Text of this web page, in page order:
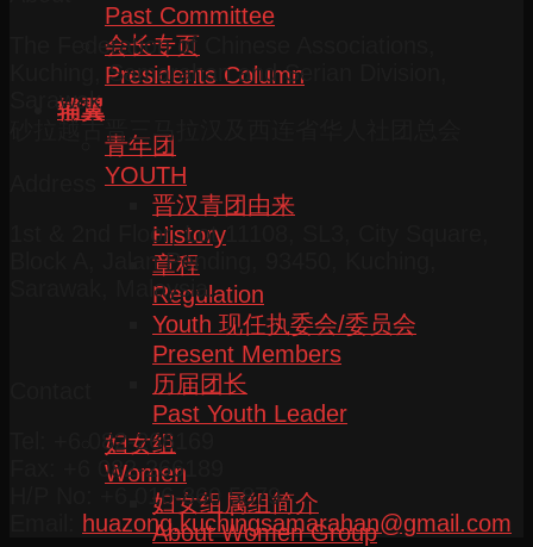
Past Committee
会长专页
Presidents Column
辅翼
青年团
YOUTH
晋汉青团由来
History
章程
Regulation
Youth 现任执委会/委员会
Present Members
历届团长
Past Youth Leader
妇女组
Women
妇女组属组简介
About Women Group
The Federation of Chinese Associations,
Kuching, Samarahan and Serian Division,
Sarawak
砂拉越古晋三马拉汉及西连省华人社团总会
1st & 2nd Floor, Lot 11108, SL3, City Square,
Block A, Jalan Pending, 93450, Kuching,
Sarawak, Malaysia.
Tel: +6 082-266169
Fax: +6 082-266189
H/P No: +6 016-860 5879
huazong.kuchingsamarahan@gmail.com